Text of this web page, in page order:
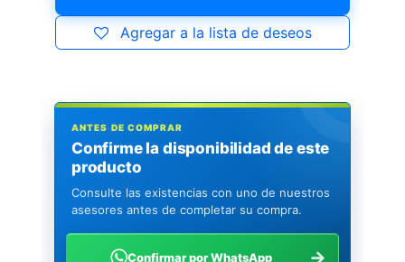
Agregar a la lista de deseos
ANTES DE COMPRAR
Confirme la disponibilidad de este
producto
Consulte las existencias con uno de nuestros
asesores antes de completar su compra.
Confirmar por WhatsApp →